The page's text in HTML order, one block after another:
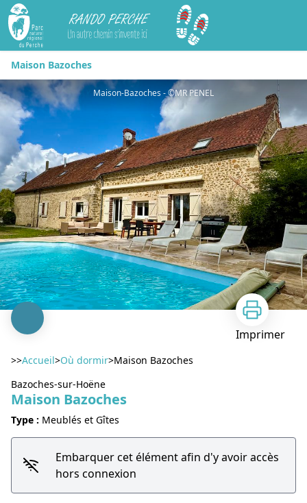
Rando Perche
Maison Bazoches
Maison-Bazoches - ©MR PENEL
Imprimer
>>Accueil>Où dormir>Maison Bazoches
Bazoches-sur-Hoëne
Maison Bazoches
Type : Meublés et Gîtes
Embarquer cet élément afin d'y avoir accès
hors connexion